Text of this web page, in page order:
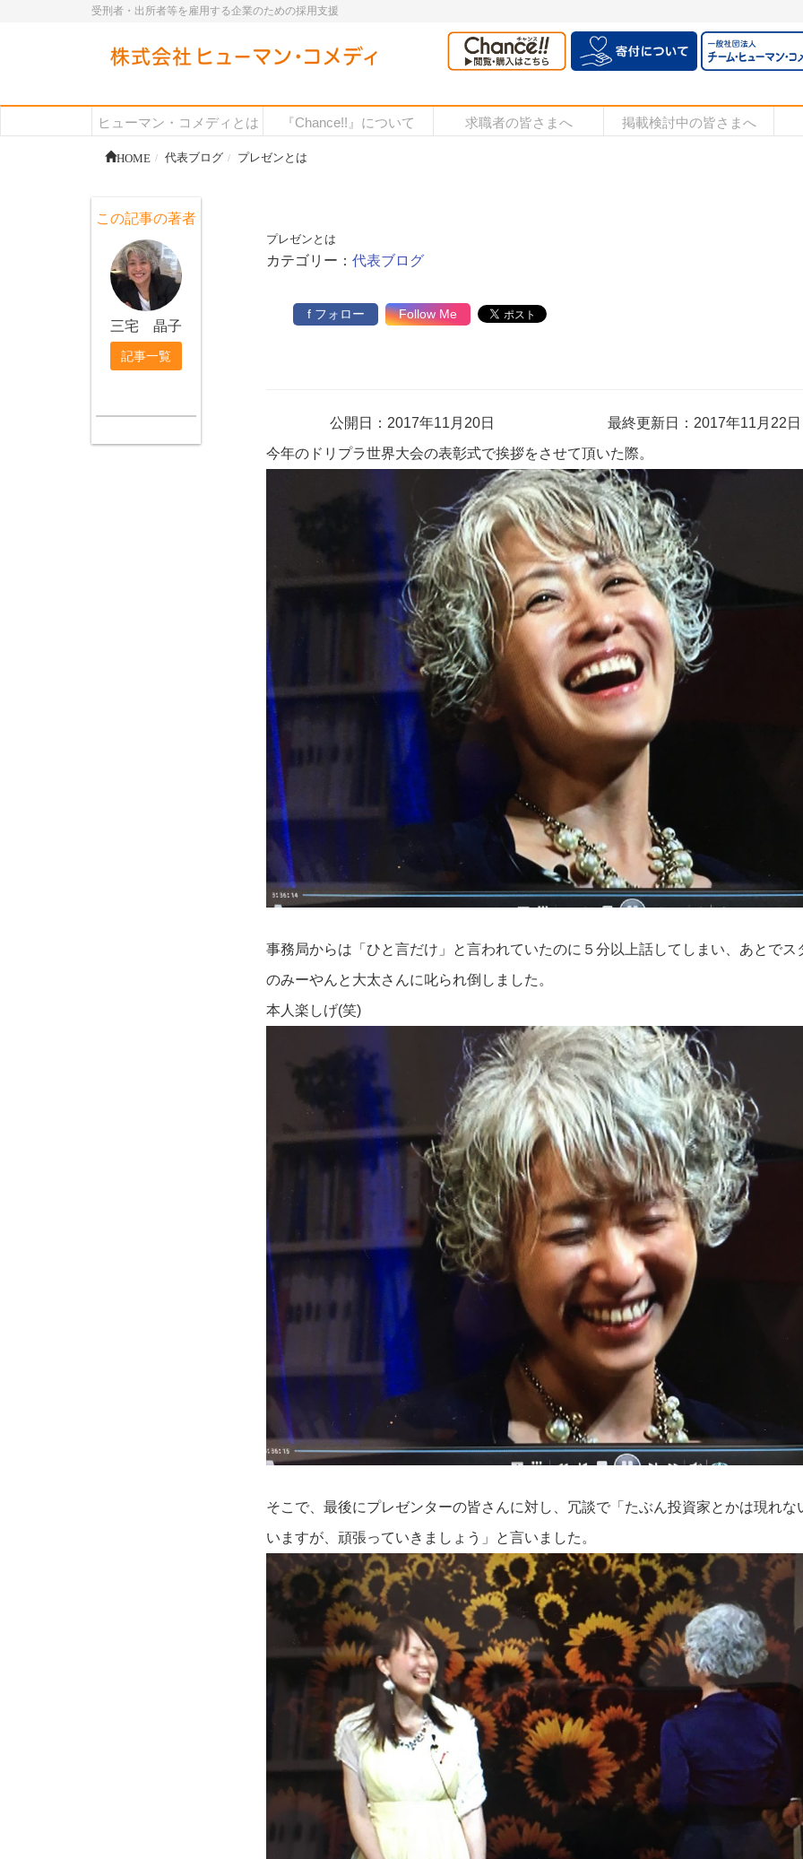
受刑者・出所者等を雇用する企業のための採用支援
ヒューマン・コメディとは 『Chance!!』について 求職者の皆さまへ 掲載検討中の皆さまへ
HOME 代表ブログ プレゼンとは
プレゼンとは
カテゴリー： 代表ブログ
f フォロー Follow Me
公開日：2017年11月20日
最終更新日：2017年11月22日
今年のドリプラ世界大会の表彰式で挨拶をさせて頂いた際。
事務局からは「ひと言だけ」と言われていたのに５分以上話してしまい、あとでス
のみーやんと大太さんに叱られ倒しました。
本人楽しげ(笑)
そこで、最後にプレゼンターの皆さんに対し、冗談で「たぶん投資家とかは現れな
いますが、頑張っていきましょう」と言いました。
この記事の著者
三宅 晶子
記事一覧